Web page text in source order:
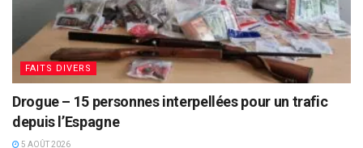
FAITS DIVERS
Drogue – 15 personnes interpellées pour un trafic
depuis l’Espagne
5 AOÛT 2026